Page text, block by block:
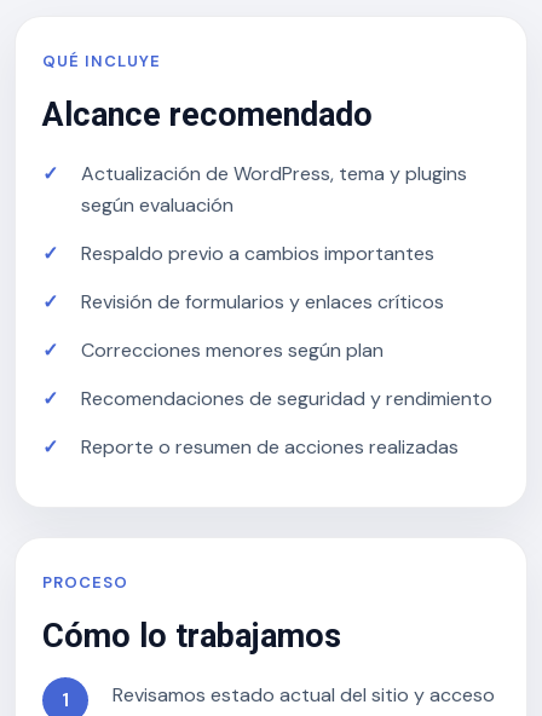
QUÉ INCLUYE
Alcance recomendado
Actualización de WordPress, tema y plugins
según evaluación
Respaldo previo a cambios importantes
Revisión de formularios y enlaces críticos
Correcciones menores según plan
Recomendaciones de seguridad y rendimiento
Reporte o resumen de acciones realizadas
PROCESO
Cómo lo trabajamos
Revisamos estado actual del sitio y acceso